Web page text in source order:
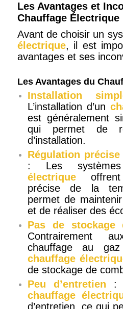
Les Avantages et
Chauffage Électrique
Avant de choisir un
électrique, il est
avantages et ses
Les Avantages du
Installation
L’installation d’un
est généralement
qui permet de
d’installation.
Régulation
: Les
électriqueoffrent
précise de la
permet de
et de réaliser des
Pas de stockage
Contrairement
chauffage au
chauffage
de stockage de
Peu d’entretien :
chauffage
d’entretien, ce qui